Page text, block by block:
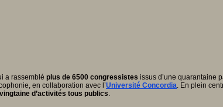
a rassemblé plus de 6500 congressistes issus d’une quarantaine
en collaboration avec l’Université Concordia. En plein
vingtaine d’activités tous publics.